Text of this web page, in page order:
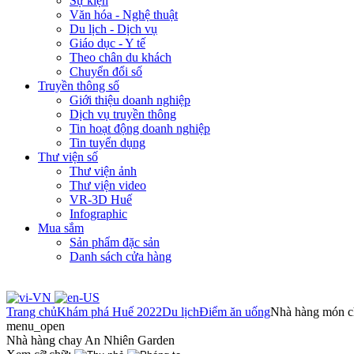
Văn hóa - Nghệ thuật
Du lịch - Dịch vụ
Giáo dục - Y tế
Theo chân du khách
Chuyển đổi số
Truyền thông số
Giới thiệu doanh nghiệp
Dịch vụ truyền thông
Tin hoạt động doanh nghiệp
Tin tuyển dụng
Thư viện số
Thư viện ảnh
Thư viện video
VR-3D Huế
Infographic
Mua sắm
Sản phẩm đặc sản
Danh sách cửa hàng
Trang chủKhám phá Huế 2022Du lịchĐiểm ăn uốngNhà hàng món
menu_open
Nhà hàng chay An Nhiên Garden